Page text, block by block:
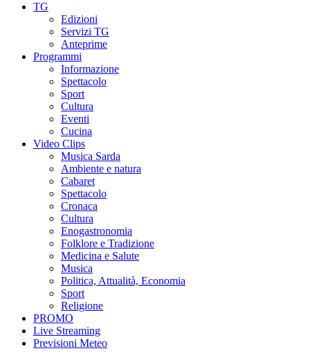
TG
Edizioni
Servizi TG
Anteprime
Programmi
Informazione
Spettacolo
Sport
Cultura
Eventi
Cucina
Video Clips
Musica Sarda
Ambiente e natura
Cabaret
Spettacolo
Cronaca
Cultura
Enogastronomia
Folklore e Tradizione
Medicina e Salute
Musica
Politica, Attualità, Economia
Sport
Religione
PROMO
Live Streaming
Previsioni Meteo